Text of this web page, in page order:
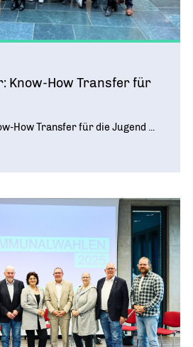
Know-How Transfer für
How Transfer für die Jugend ...